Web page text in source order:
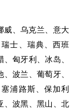
威、乌克兰、意大
士、瑞典、西班
匈牙利、冰岛、
波兰、葡萄牙、
浦路斯、保加利
、波黑、黑山、北